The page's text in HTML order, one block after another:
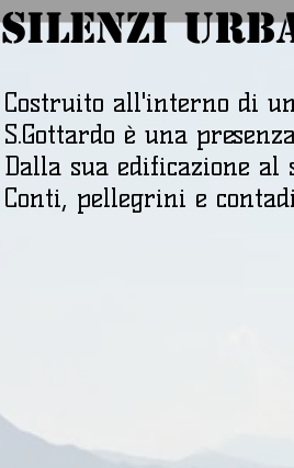
SILENZI
Costruito all'interno di
S.Gottardo è una
Dalla sua edificazione al
Conti, pellegrini e